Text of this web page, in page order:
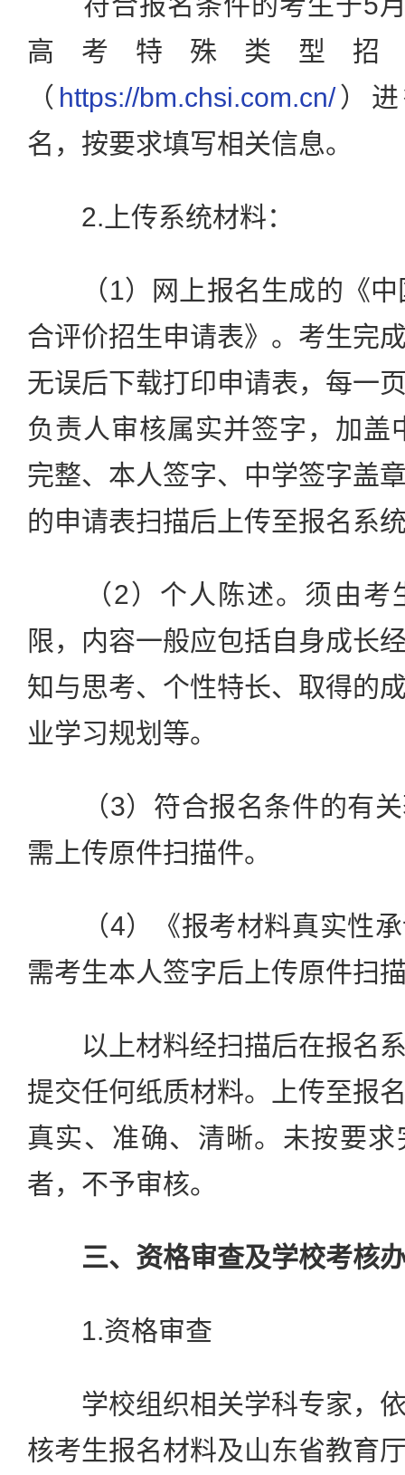
高考特殊类型招
（ https://bm.chsi.com.cn/）
名，按要求填写相关信息。
2.上传系统材料：
（1）网上报名生成的《中
合评价招生申请表》。考生完
无误后下载打印申请表，每一
负责人审核属实并签字，加盖
完整、本人签字、中学签字盖
的申请表扫描后上传至报名系
（2）个人陈述。须由考
限，内容一般应包括自身成长
知与思考、个性特长、取得的
业学习规划等。
（3）符合报名条件的有关
需上传原件扫描件。
（4）《报考材料真实性承
需考生本人签字后上传原件扫
以上材料经扫描后在报名系
提交任何纸质材料。上传至报
真实、准确、清晰。未按要
者，不予审核。
三、资格审查及学校考核
1.资格审查
学校组织相关学科专家，依
核考生报名材料及山东省教育